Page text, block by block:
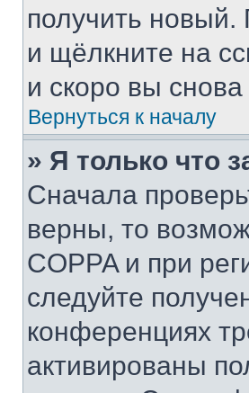
получить
и щёлкните на
и скоро вы
Вернуться к началу
» Я только что
Сначала
верны, то
COPPA и при
следуйте
конференциях
активированы